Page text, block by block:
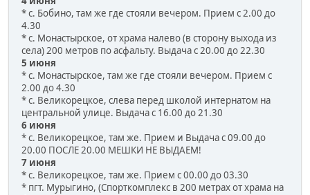
* с. Бобино, там же где стояли вечером. Прием с 2.00 до
4.30
* с. Монастырское, от храма налево (в сторону выхода из
села) 200 метров по асфальту. Выдача с 20.00 до 22.30
5 июня
* с. Монастырское, там же где стояли вечером. Прием с
2.00 до 4.30
* с. Великорецкое, слева перед школой интернатом на
центральной улице. Выдача с 16.00 до 21.30
6 июня
* с. Великорецкое, там же. Прием и Выдача с 09.00 до
20.00 ПОСЛЕ 20.00 МЕШКИ НЕ ВЫДАЕМ!
7 июня
* с. Великорецкое, там же. Прием с 00.00 до 03.30
* пгт. Мурыгино, (Спорткомплекс в 200 метрах от храма на